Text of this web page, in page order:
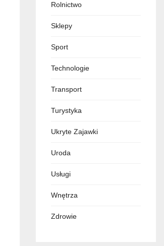
Rolnictwo
Sklepy
Sport
Technologie
Transport
Turystyka
Ukryte Zajawki
Uroda
Usługi
Wnętrza
Zdrowie